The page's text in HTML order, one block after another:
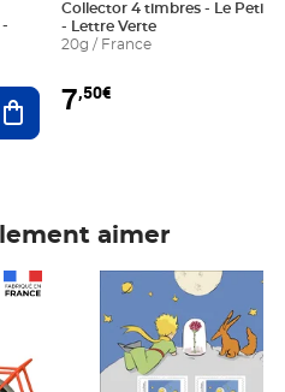
Ajouter au panier
Collector 4 timbres - Le Petit
- Lettre Verte
20g / France
7,50€
aimer
Prix 7,50€